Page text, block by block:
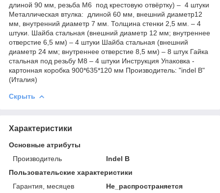
длиной 90 мм, резьба М6 под крестовую отвёртку) – 4 штуки
Металлическая втулка: длиной 60 мм, внешний диаметр12
мм, внутренний диаметр 7 мм. Толщина стенки 2,5 мм. – 4
штуки. Шайба стальная (внешний диаметр 12 мм; внутреннее
отверстие 6,5 мм) – 4 штуки Шайба стальная (внешний
диаметр 24 мм; внутреннее отверстие 8,5 мм) – 8 штук Гайка
стальная под резьбу М8 – 4 штуки Инструкция Упаковка -
картонная коробка 900*635*120 мм Производитель: "indel B"
(Италия)
Скрыть
Характеристики
Основные атрибуты
Производитель
Indel B
Пользовательские характеристики
Гарантия, месяцев
Не_распространяется